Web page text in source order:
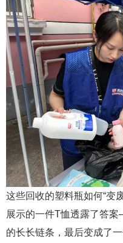
这些回收的塑料瓶如何“变
展示的一件T恤透露了答
的长长链条，最后变成了